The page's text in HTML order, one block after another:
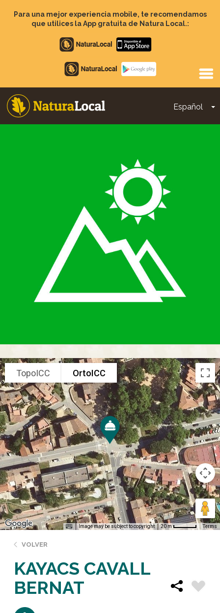
contenido
Para una mejor experiencia mobile, te recomendamos
que utilices la App gratuita de Natura Local.:
Apple
store
Google
Play
Español
Main
TopoICC OrtoICC
Image may be subject to copyright 20 m Terms
VOLVER
KAYACS CAVALL
BERNAT